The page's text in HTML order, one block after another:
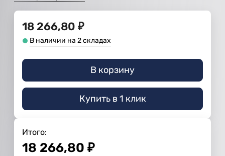
18 266,80 ₽
В наличии на 2 складах
В корзину
Купить в 1 клик
Итого:
18 266,80 ₽